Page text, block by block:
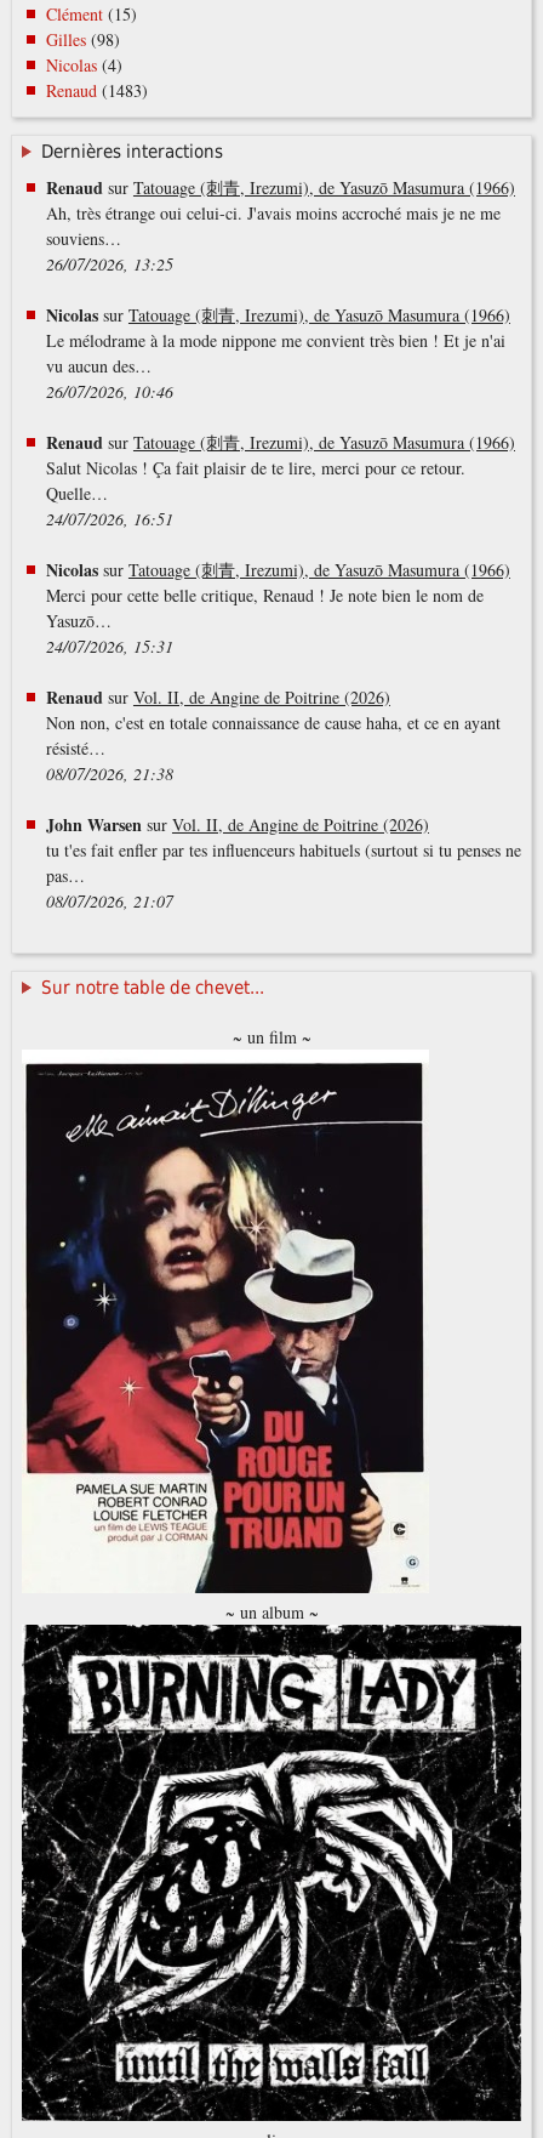
Clément(15)
Gilles(98)
Nicolas(4)
Renaud (1483)
Dernières interactions
Renaudsur Tatouage (刺青, Irezumi), de Yasuzō Masumura (1966)
Ah, très étrange oui celui-ci. J'avais moins accroché mais je ne me
souviens…
26/07/2026, 13:25
Nicolassur Tatouage (刺青, Irezumi), de Yasuzō Masumura (1966)
Le mélodrame à la mode nippone me convient très bien ! Et je n'ai
vu aucun des…
26/07/2026, 10:46
Renaudsur Tatouage (刺青, Irezumi), de Yasuzō Masumura (1966)
Salut Nicolas ! Ça fait plaisir de te lire, merci pour ce retour.
Quelle…
24/07/2026, 16:51
Nicolassur Tatouage (刺青, Irezumi), de Yasuzō Masumura (1966)
Merci pour cette belle critique, Renaud ! Je note bien le nom de
Yasuzō…
24/07/2026, 15:31
Renaudsur Vol. II, de Angine de Poitrine (2026)
Non non, c'est en totale connaissance de cause haha, et ce en ayant
résisté…
08/07/2026, 21:38
John Warsensur Vol. II, de Angine de Poitrine (2026)
tu t'es fait enfler par tes influenceurs habituels (surtout si tu penses ne
pas…
08/07/2026, 21:07
Sur notre table de chevet...
~ un film ~
~ un album ~